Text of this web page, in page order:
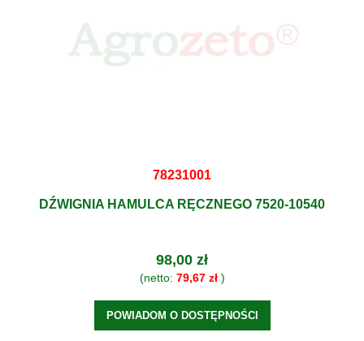
78231001
DŹWIGNIA HAMULCA RĘCZNEGO 7520-10540
98,00 zł
(netto: 79,67 zł)
POWIADOM O DOSTĘPNOŚCI